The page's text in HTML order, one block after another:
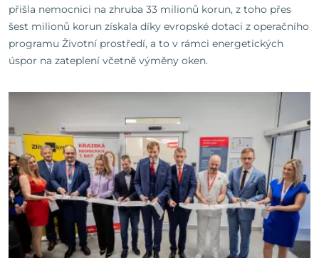
přišla nemocnici na zhruba 33 milionů korun, z toho přes
šest milionů korun získala díky evropské dotaci z operačního
programu Životní prostředí, a to v rámci energetických
úspor na zateplení včetně výměny oken.